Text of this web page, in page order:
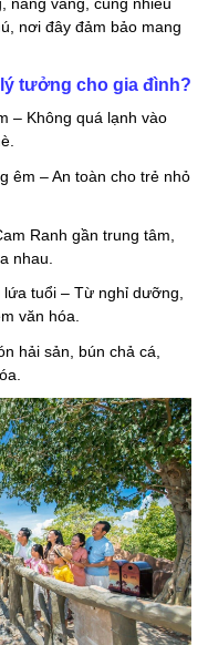
nơi đây đảm bảo mang
tưởng cho gia đình?
– Không quá lạnh vào
êm – An toàn cho trẻ nhỏ
Ranh gần trung tâm,
nhau.
tuổi – Từ nghỉ dưỡng,
văn hóa.
hải sản, bún chả cá,